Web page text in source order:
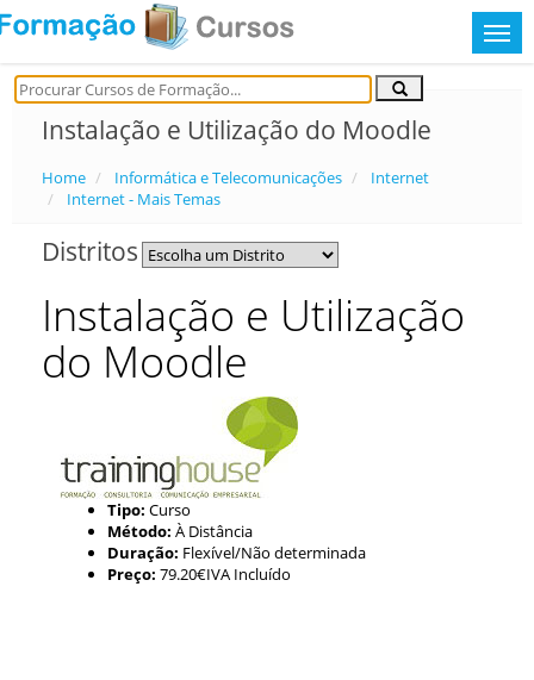
Instalação e Utilização do Moodle
Home Informática e Telecomunicações
Internet
Internet - Mais Temas
Distritos
Instalação e Utilização
do Moodle
Tipo: Curso
Método: À Distância
Duração: Flexível/Não determinada
Preço: 79.20€IVA Incluído